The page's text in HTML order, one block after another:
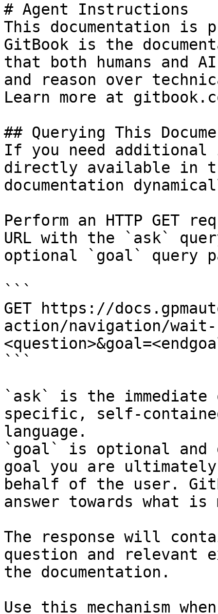
# Agent Instructions
This documentation is
GitBook is the
that both humans and
and reason over
Learn more at
## Querying This
If you need
directly available in
documentation
Perform an HTTP GET
URL with the `ask`
optional `goal` query
```
GET https://
action/navigation/wait-
```
`ask` is the
specific, self-
language.
`goal` is optional and
goal you are
behalf of the user.
answer towards what
The response will
question and relevant
the documentation.
Use this mechanism